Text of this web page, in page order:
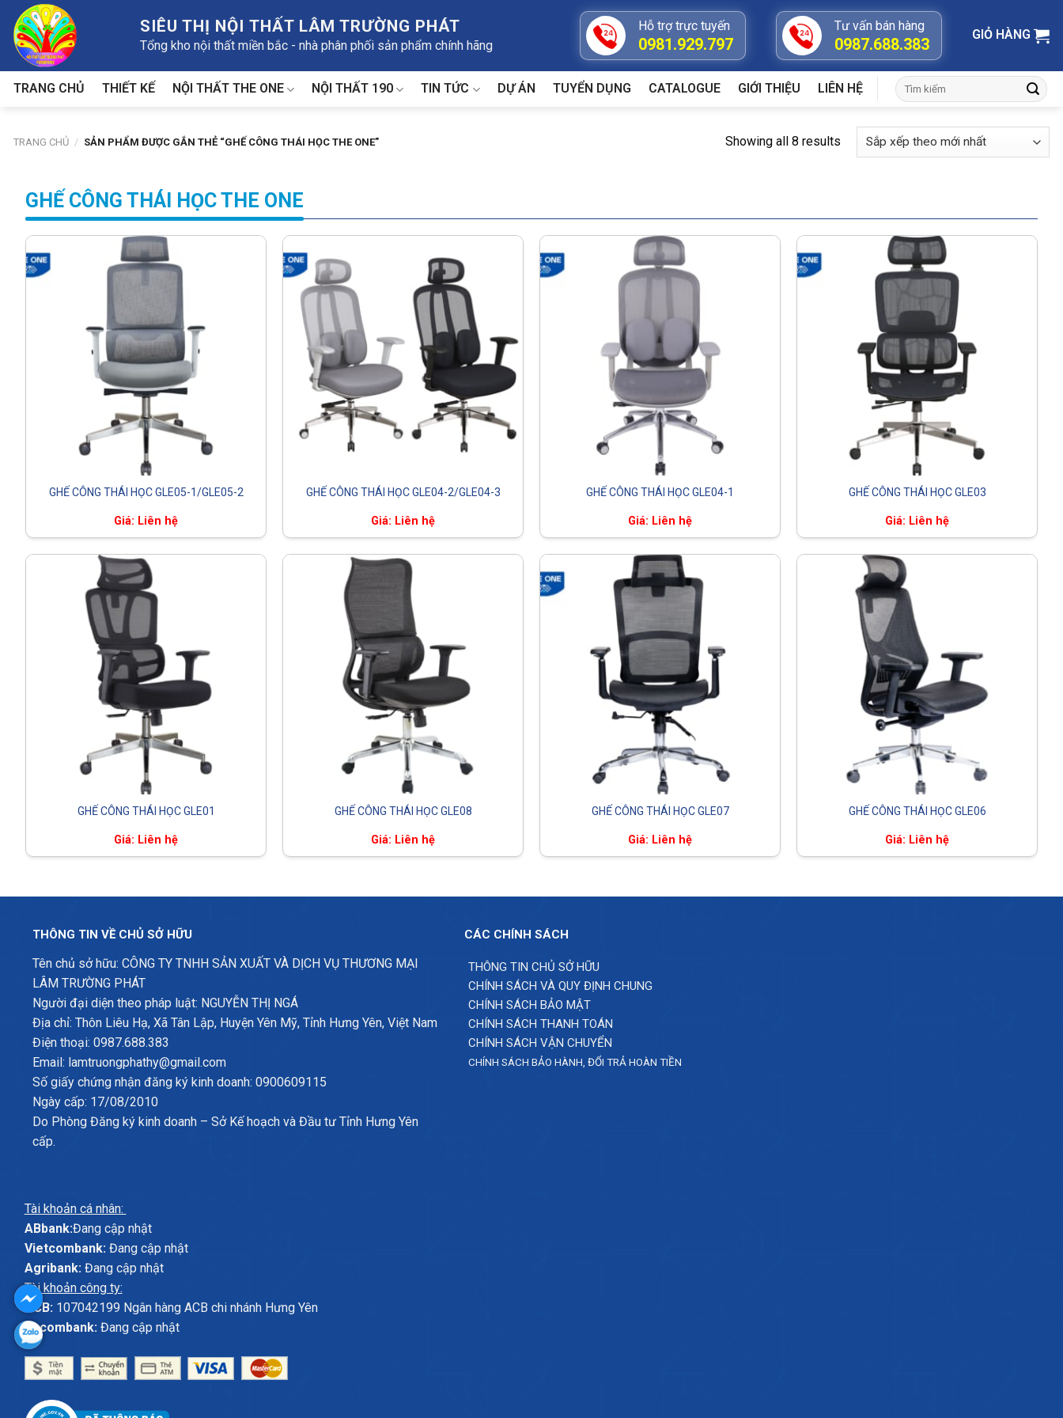
Skip
content
SIÊU THỊ NỘI THẤT LÂM TRƯỜNG PHÁT
Tổng kho nội thất miền bắc - nhà phân phối sản phẩm chính hãng
Hỗ trợ trực tuyến
0981.929.797
Tư vấn bán hàng
0987.688.383
GIỎ HÀNG
TRANG CHỦ THIẾT KẾ NỘI THẤT THE ONE NỘI THẤT 190 TIN TỨC DỰ ÁN TUYỂN DỤNG CATALOGUE GIỚI THIỆU LIÊN HỆ
Tìm
kiếm:
TRANG CHỦ / SẢN PHẨM ĐƯỢC GẮN THẺ “GHẾ CÔNG THÁI HỌC THE ONE” Showing all 8 results
GHẾ CÔNG THÁI HỌC THE ONE
GHẾ CÔNG THÁI HỌC GLE05-1/GLE05-2
Giá: Liên hệ
GHẾ CÔNG THÁI HỌC GLE04-2/GLE04-3
Giá: Liên hệ
GHẾ CÔNG THÁI HỌC GLE04-1
Giá: Liên hệ
GHẾ CÔNG THÁI HỌC GLE03
Giá: Liên hệ
GHẾ CÔNG THÁI HỌC GLE01
Giá: Liên hệ
GHẾ CÔNG THÁI HỌC GLE08
Giá: Liên hệ
GHẾ CÔNG THÁI HỌC GLE07
Giá: Liên hệ
GHẾ CÔNG THÁI HỌC GLE06
Giá: Liên hệ
THÔNG TIN VỀ CHỦ SỞ HỮU
Tên chủ sở hữu: CÔNG TY TNHH SẢN XUẤT VÀ DỊCH VỤ THƯƠNG MẠI
LÂM TRƯỜNG PHÁT
Người đại diện theo pháp luật: NGUYỄN THỊ NGÁ
Địa chỉ: Thôn Liêu Hạ, Xã Tân Lập, Huyện Yên Mỹ, Tỉnh Hưng Yên, Việt Nam
Điện thoại: 0987.688.383
Email: lamtruongphathy@gmail.com
Số giấy chứng nhận đăng ký kinh doanh: 0900609115
Ngày cấp: 17/08/2010
Do Phòng Đăng ký kinh doanh – Sở Kế hoạch và Đầu tư Tỉnh Hưng Yên
cấp.
CÁC CHÍNH SÁCH
THÔNG TIN CHỦ SỞ HỮU
CHÍNH SÁCH VÀ QUY ĐỊNH CHUNG
CHÍNH SÁCH BẢO MẬT
CHÍNH SÁCH THANH TOÁN
CHÍNH SÁCH VẬN CHUYỂN
CHÍNH SÁCH BẢO HÀNH, ĐỔI TRẢ HOÀN TIỀN
Tài khoản cá nhân:
ABbank:Đang cập nhật
Vietcombank:Đang cập nhật
Agribank:Đang cập nhật
Tài khoản công ty:
ACB:107042199 Ngân hàng ACB chi nhánh Hưng Yên
Sacombank:Đang cập nhật